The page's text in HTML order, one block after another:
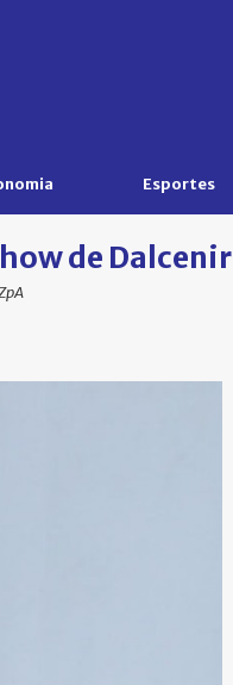
Esportes
de Dalcenir